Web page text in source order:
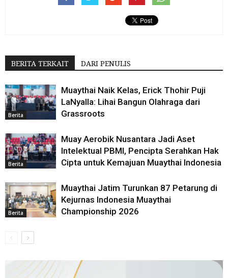
BERITA TERKAIT DARI PENULIS
Berita
Muaythai Naik Kelas, Erick Thohir Puji
LaNyalla: Lihai Bangun Olahraga dari
Grassroots
Berita
Muay Aerobik Nusantara Jadi Aset
Intelektual PBMI, Pencipta Serahkan Hak
Cipta untuk Kemajuan Muaythai Indonesia
Berita
Muaythai Jatim Turunkan 87 Petarung di
Kejurnas Indonesia Muaythai
Championship 2026